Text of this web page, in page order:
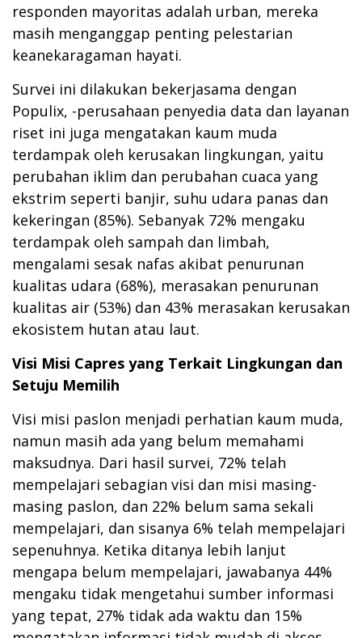
responden mayoritas adalah urban, mereka
masih menganggap penting pelestarian
keanekaragaman hayati.
Survei ini dilakukan bekerjasama dengan
Populix, -perusahaan penyedia data dan layanan
riset ini juga mengatakan kaum muda
terdampak oleh kerusakan lingkungan, yaitu
perubahan iklim dan perubahan cuaca yang
ekstrim seperti banjir, suhu udara panas dan
kekeringan (85%). Sebanyak 72% mengaku
terdampak oleh sampah dan limbah,
mengalami sesak nafas akibat penurunan
kualitas udara (68%), merasakan penurunan
kualitas air (53%) dan 43% merasakan kerusakan
ekosistem hutan atau laut.
Visi Misi Capres yang Terkait Lingkungan dan
Setuju Memilih
Visi misi paslon menjadi perhatian kaum muda,
namun masih ada yang belum memahami
maksudnya. Dari hasil survei, 72% telah
mempelajari sebagian visi dan misi masing-
masing paslon, dan 22% belum sama sekali
mempelajari, dan sisanya 6% telah mempelajari
sepenuhnya. Ketika ditanya lebih lanjut
mengapa belum mempelajari, jawabanya 44%
mengaku tidak mengetahui sumber informasi
yang tepat, 27% tidak ada waktu dan 15%